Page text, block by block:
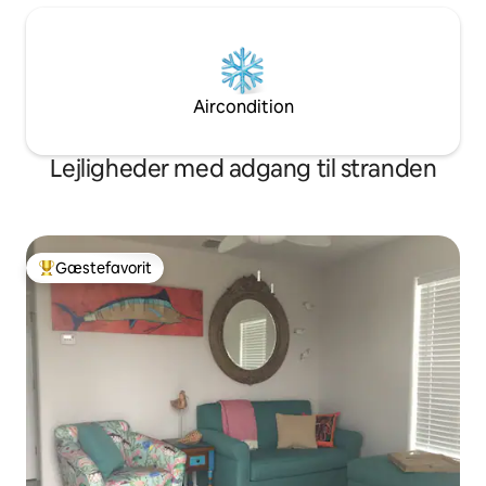
Aircondition
Lejligheder med adgang til stranden
Bedste gæstefavorit
Gæstefavorit